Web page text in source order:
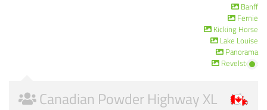
Banff
Fernie
Kicking Horse
Lake Louise
Panorama
Revelstoke
Canadian Powder Highway XL